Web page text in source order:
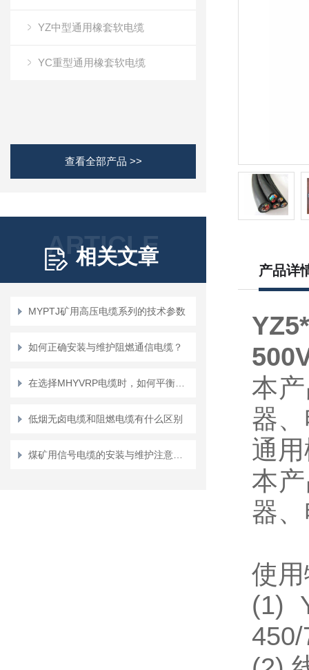
YZ中型通用橡套软电缆
YC重型通用橡套软电缆
查看全部产品 >>
ARTICLE
相关文章
MYPTJ矿用高压电缆系列的技术参数
如何正确安装与维护阻燃通信电缆？
低烟无卤电缆和阻燃电缆有什么区别
产品详
本
器
通
本
器
使
(1)